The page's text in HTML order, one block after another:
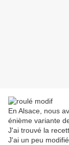
En Alsace, nous
énième variante
J'ai trouvé la
J'ai un peu